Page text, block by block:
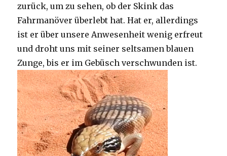
zurück, um zu sehen, ob der Skink das
Fahrmanöver überlebt hat. Hat er, allerdings
ist er über unsere Anwesenheit wenig erfreut
und droht uns mit seiner seltsamen blauen
Zunge, bis er im Gebüsch verschwunden ist.